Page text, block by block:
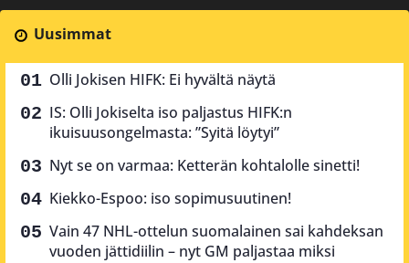
Uusimmat
Olli Jokisen HIFK: Ei hyvältä näytä
IS: Olli Jokiselta iso paljastus HIFK:n
ikuisuusongelmasta: ”Syitä löytyi”
Nyt se on varmaa: Ketterän kohtalolle sinetti!
Kiekko-Espoo: iso sopimusuutinen!
Vain 47 NHL-ottelun suomalainen sai kahdeksan
vuoden jättidiilin – nyt GM paljastaa miksi